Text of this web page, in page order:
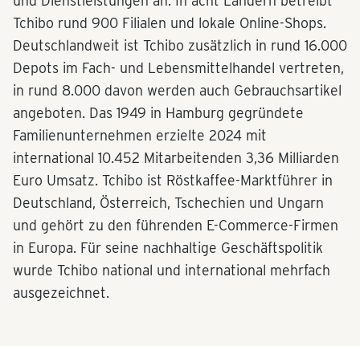
Tchibo rund 900 Filialen und lokale Online-Shops.
Deutschlandweit ist Tchibo zusätzlich in rund 16.000
Depots im Fach- und Lebensmittelhandel vertreten,
in rund 8.000 davon werden auch Gebrauchsartikel
angeboten. Das 1949 in Hamburg gegründete
Familienunternehmen erzielte 2024 mit
international 10.452 Mitarbeitenden 3,36 Milliarden
Euro Umsatz. Tchibo ist Röstkaffee-Marktführer in
Deutschland, Österreich, Tschechien und Ungarn
und gehört zu den führenden E-Commerce-Firmen
in Europa. Für seine nachhaltige Geschäftspolitik
wurde Tchibo national und international mehrfach
ausgezeichnet.